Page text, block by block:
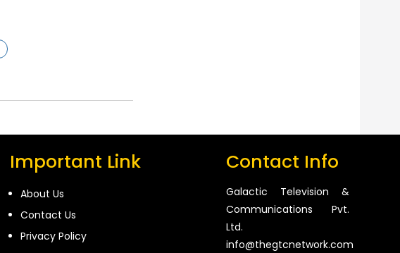
Important Link
About Us
Contact Us
Privacy Policy
Contact Info
Galactic Television &
Communications Pvt.
Ltd.
info@thegtcnetwork.com